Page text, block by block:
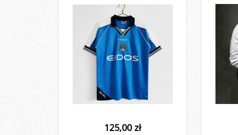
125,00 zł